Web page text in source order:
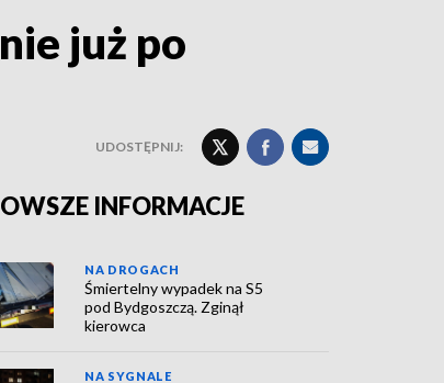
już po
UDOSTĘPNIJ:
INFORMACJE
NA DROGACH
Śmiertelny wypadek na S5
pod Bydgoszczą. Zginął
kierowca
NA SYGNALE